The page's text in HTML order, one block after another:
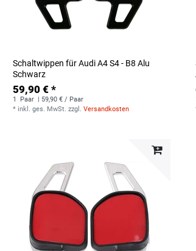
Schaltwippen für Audi A4 S4 - B8 Alu
Schwarz
59,90 € *
1 Paar | 59,90 € / Paar
* inkl. ges. MwSt. zzgl.Versandkosten